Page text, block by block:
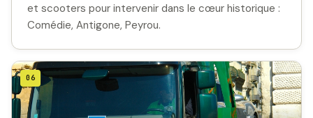
et scooters pour intervenir dans le cœur historique :
Comédie, Antigone, Peyrou.
06